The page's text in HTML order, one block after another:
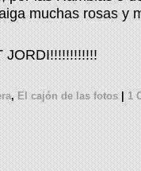
muchas rosas y
JORDI!!!!!!!!!!!!
,El cajón de las fotos | 1